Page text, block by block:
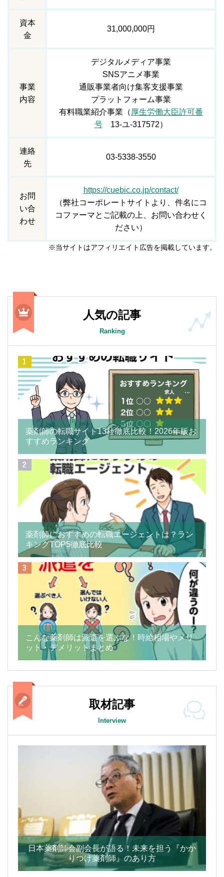
資本
金
31,000,000円
事業
内容
デジタルメディア事業
SNSアニメ事業
通販事業者向け集客支援事業
プラットフォーム事業
有料職業紹介事業（ 厚生労働大臣許可番
号13-ユ-317572）
連絡
先
03-5338-3550
お問
い合
わせ
https://cuebic.co.jp/contact/
（弊社コーポレートサイトより、件名にコ
コファーマとご記載の上、お問い合わせく
ださい）
※当サイトはアフィリエイト広告を掲載しています。
人気の記事
Ranking
薬剤師の転職サイト13社徹底比較！2026年版お
すすめランキング
薬剤師におすすめの転職エージェントは？ラン
キングTOP5徹底比較
こんな薬剤師は派遣を選ぶな！時給相場やメリ
ット・デメリットまとめ
取材記事
Interview
日本薬剤師会副会長が語る！未来を担う『かか
りつけ薬剤師』のあり方